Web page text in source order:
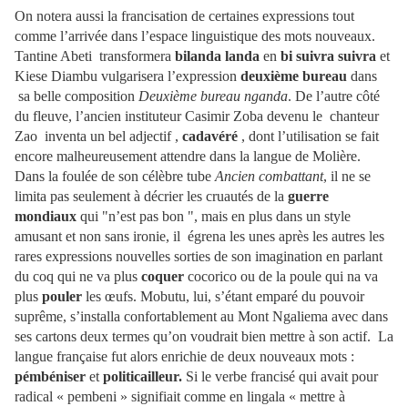
On notera aussi la francisation de certaines expressions tout
comme l’arrivée dans l’espace linguistique des mots nouveaux.
Tantine Abeti transformera bilanda landa en bi suivra suivra et
Kiese Diambu vulgarisera l’expression deuxième bureau dans
sa belle composition Deuxième bureau nganda. De l’autre côté
du fleuve, l’ancien instituteur Casimir Zoba devenu le chanteur
Zao inventa un bel adjectif , cadavéré , dont l’utilisation se fait
encore malheureusement attendre dans la langue de Molière.
Dans la foulée de son célèbre tube Ancien combattant, il ne se
limita pas seulement à décrier les cruautés de la guerre
mondiaux qui "n’est pas bon ", mais en plus dans un style
amusant et non sans ironie, il égrena les unes après les autres les
rares expressions nouvelles sorties de son imagination en parlant
du coq qui ne va plus coquer cocorico ou de la poule qui na va
plus pouler les œufs. Mobutu, lui, s’étant emparé du pouvoir
suprême, s’installa confortablement au Mont Ngaliema avec dans
ses cartons deux termes qu’on voudrait bien mettre à son actif. La
langue française fut alors enrichie de deux nouveaux mots :
pémbéniser et politicailleur. Si le verbe francisé qui avait pour
radical « pembeni » signifiait comme en lingala « mettre à